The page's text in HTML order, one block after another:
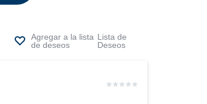
Lista de
Deseos